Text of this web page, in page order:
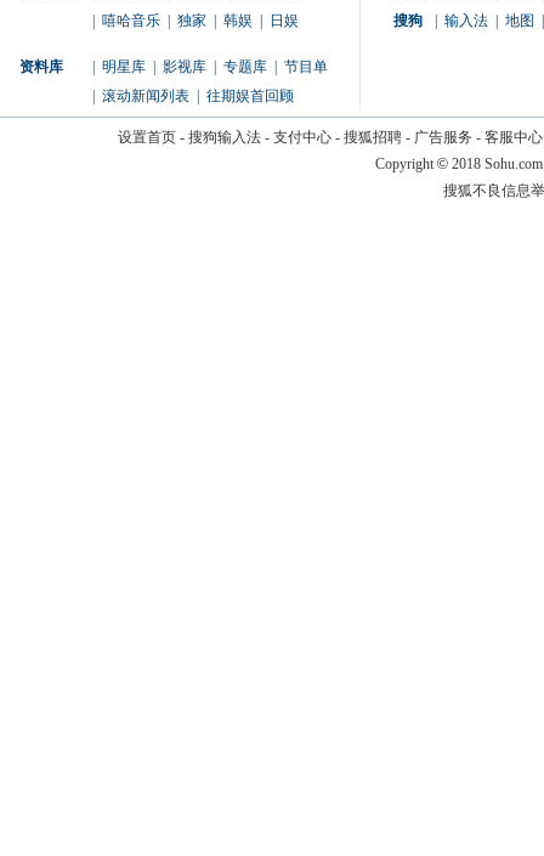
嘻哈音乐 独家 韩娱 日娱
资料库 明星库 影视库 专题库
节目单
滚动新闻列表 往期娱首回顾
搜狗
输入法 地图
设置首页- 搜狗输入法- 支付中心- 搜狐招聘- 广告服务 - 客服中心
Copyright © 2018
搜狐不良信息